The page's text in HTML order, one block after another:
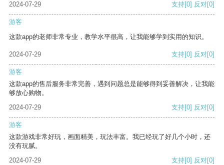
2024-07-29 支持[0] 反对[0]
游客
这款app的老师非常专业，教学水平很高，让我能够学到实用的知识。
2024-07-29 支持[0] 反对[0]
游客
这款app的售后服务非常完善，遇到问题总是能够得到妥善解决，让我能
够放心购物。
2024-07-29
支持[0] 反对[0]
游客
这款游戏非常好玩，画面精美，玩法丰富。我已经玩了好几个小时，还
没有玩腻。
2024-07-29
支持[0] 反对[0]